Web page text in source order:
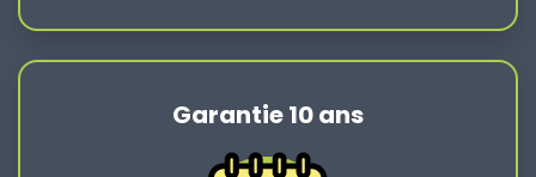
Garantie 10 ans